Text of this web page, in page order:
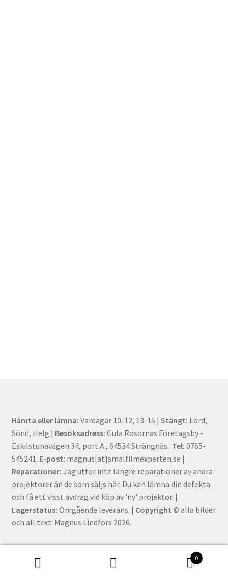
Hämta eller lämna: Vardagar 10-12, 13-15 | Stängt: Lörd,
Sönd, Helg | Besöksadress: Gula Rosornas Företagsby -
Eskilstunavägen 34, port A , 64534 Strängnäs. Tel: 0765-
545241. E-post: magnus[at]smalfilmexperten.se |
Reparationer: Jag utför inte längre reparationer av andra
projektorer än de som säljs här. Du kan lämna din defekta
och få ett visst avdrag vid köp av 'ny' projektor. |
Lagerstatus: Omgående leverans. | Copyright © alla bilder
och all text: Magnus Lindfors 2026.
0